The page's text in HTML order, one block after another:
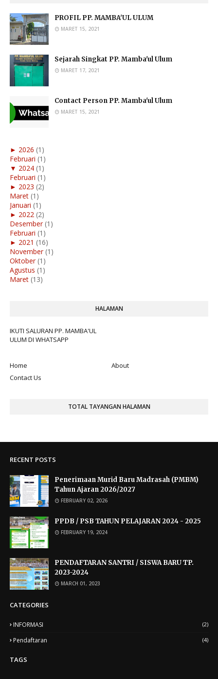
PROFIL PP. MAMBA'UL ULUM
MARET 15, 2021
Sejarah Singkat PP. Mamba'ul Ulum
MARET 17, 2021
Contact Person PP. Mamba'ul Ulum
MARET 15, 2021
► 2026 (1)
Februari (1)
▼ 2024 (1)
Februari (1)
► 2023 (2)
Maret (1)
Januari (1)
► 2022 (2)
Desember (1)
Februari (1)
► 2021 (16)
November (1)
Oktober (1)
Agustus (1)
Maret (13)
HALAMAN
IKUTI SALURAN PP. MAMBA'UL
ULUM DI WHATSAPP
Home
About
Contact Us
TOTAL TAYANGAN HALAMAN
RECENT POSTS
Penerimaan Murid Baru Madrasah (PMBM)
Tahun Ajaran 2026/2027
FEBRUARY 02, 2026
PPDB / PSB TAHUN PELAJARAN 2024 - 2025
FEBRUARY 19, 2024
PENDAFTARAN SANTRI / SISWA BARU TP.
2023-2024
MARCH 01, 2023
CATEGORIES
INFORMASI (2)
Pendaftaran (4)
TAGS